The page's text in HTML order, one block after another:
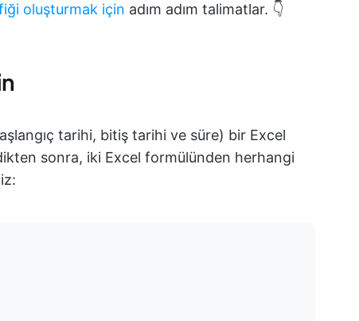
oluşturmak için adım adım talimatlar. 👇
tarihi, bitiş tarihi ve süre) bir Excel
sonra, iki Excel formülünden herhangi